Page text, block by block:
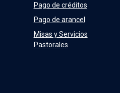
Pago de créditos
Pago de arancel
Misas y Servicios
Pastorales